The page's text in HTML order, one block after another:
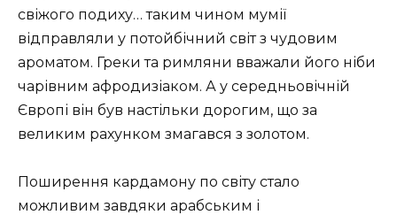
свіжого подиху… таким чином мумії
відправляли у потойбічний світ з чудовим
ароматом. Греки та римляни вважали його ніби
чарівним афродизіаком. А у середньовічній
Європі він був настільки дорогим, що за
великим рахунком змагався з золотом.
Поширення кардамону по світу стало
можливим завдяки арабським і